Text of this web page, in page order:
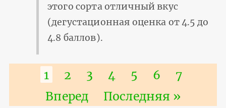
этого сорта отличный вкус
(дегустационная оценка от 4.5 до
4.8 баллов).
Нумерация
страницТекущая
страница
1 Страница
2 Страница
3 Страница
4 Страница
5 Страница
6
7
Следующая
Вперед
Последняя
Последняя »